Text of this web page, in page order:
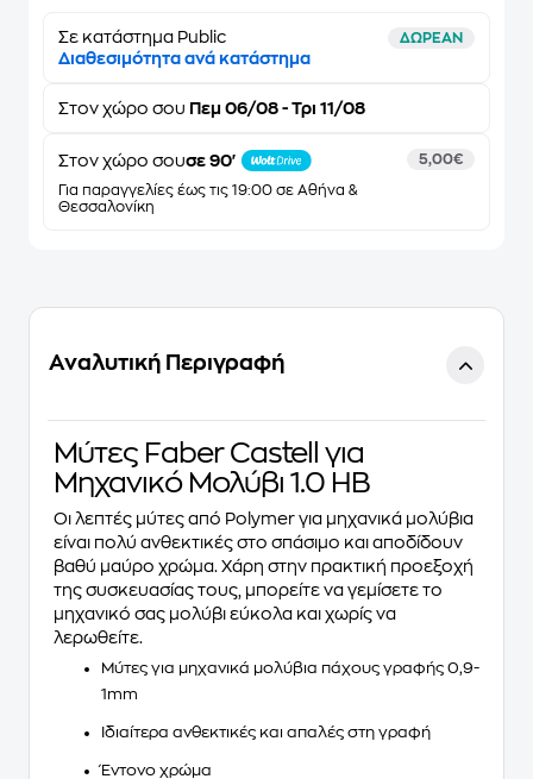
Σε κατάστημα Public ΔΩΡΕΑΝ
Διαθεσιμότητα ανά κατάστημα
Στον χώρο σου Πεμ 06/08 - Τρι 11/08
Στον χώρο σουσε 90'
Για παραγγελίες έως τις 19:00 σε Αθήνα &
Θεσσαλονίκη
5,00€
Αναλυτική Περιγραφή
Μύτες Faber Castell για
Μηχανικό Μολύβι 1.0 ΗΒ
Οι λεπτές μύτες από Polymer για μηχανικά μολύβια
είναι πολύ ανθεκτικές στο σπάσιμο και αποδίδουν
βαθύ μαύρο χρώμα. Χάρη στην πρακτική προεξοχή
της συσκευασίας τους, μπορείτε να γεμίσετε το
μηχανικό σας μολύβι εύκολα και χωρίς να
λερωθείτε.
Μύτες για μηχανικά μολύβια πάχους γραφής 0,9-
1mm
Ιδιαίτερα ανθεκτικές και απαλές στη γραφή
Έντονο χρώμα